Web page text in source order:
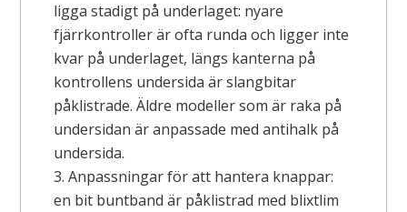
ligga stadigt på underlaget: nyare
fjärrkontroller är ofta runda och ligger inte
kvar på underlaget, längs kanterna på
kontrollens undersida är slangbitar
påklistrade. Äldre modeller som är raka på
undersidan är anpassade med antihalk på
undersida.
3. Anpassningar för att hantera knappar:
en bit buntband är påklistrad med blixtlim